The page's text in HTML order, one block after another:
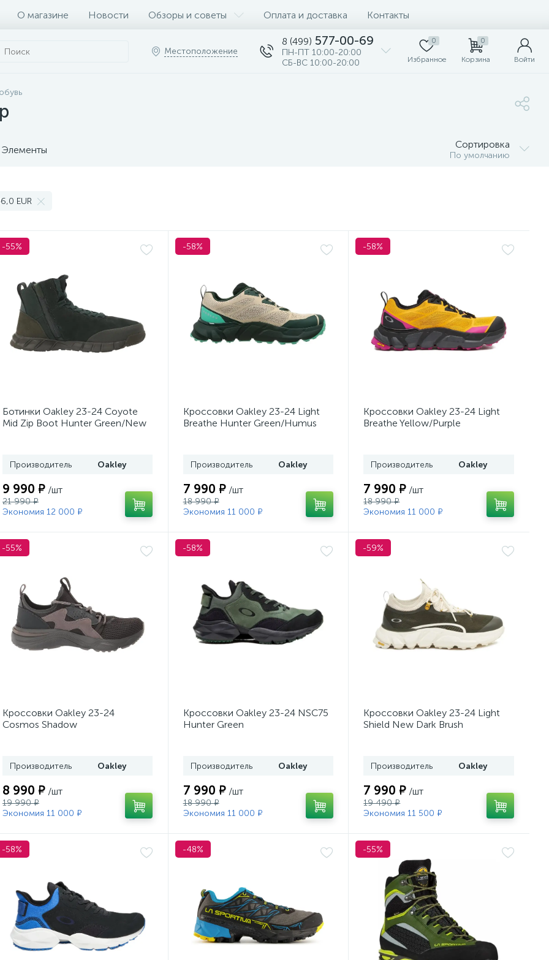
О магазине Новости Обзоры и советы Оплата и доставка Контакты
Местоположение
8 (499) 577-00-69
ПН-ПТ 10:00-20:00
СБ-ВС 10:00-20:00
0
Избранное
0
Корзина Войти
Элементы Сортировка
По умолчанию
EUR
-55%
Ботинки Oakley 23-24 Coyote
Mid Zip Boot Hunter Green/New
Производитель Oakley
9 990 ₽ /шт
21 990 ₽
Экономия 12 000 ₽
-58%
Кроссовки Oakley 23-24 Light
Breathe Hunter Green/Humus
Производитель Oakley
7 990 ₽ /шт
18 990 ₽
Экономия 11 000 ₽
-58%
Кроссовки Oakley 23-24 Light
Breathe Yellow/Purple
Производитель Oakley
7 990 ₽ /шт
18 990 ₽
Экономия 11 000 ₽
-55%
Кроссовки Oakley 23-24
Cosmos Shadow
Производитель Oakley
8 990 ₽ /шт
19 990 ₽
Экономия 11 000 ₽
-58%
Кроссовки Oakley 23-24 NSC75
Hunter Green
Производитель Oakley
7 990 ₽ /шт
18 990 ₽
Экономия 11 000 ₽
-59%
Кроссовки Oakley 23-24 Light
Shield New Dark Brush
Производитель Oakley
7 990 ₽ /шт
19 490 ₽
Экономия 11 500 ₽
-58% -48% -55%